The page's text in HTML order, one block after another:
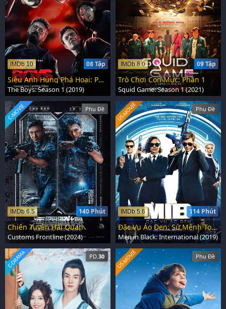
08 Tập
IMDb 10
Siêu Anh Hùng Phá Hoại: Phần 1
The Boys: Season 1 (2019)
09 Tập
IMDb 8.0
Trò Chơi Con Mực: Phần 1
Squid Game: Season 1 (2021)
Phụ Đề
140 Phút
IMDb 6.5
C-MOVIE
Chiến Tuyến Hải Quan
Customs Frontline (2024)
Phụ Đề
114 Phút
IMDb 5.6
US-MOVIE
Đặc Vụ Áo Đen: Sứ Mệnh Toàn Cầu
Men in Black: International (2019)
PD.30
C-DRAMA Phụ Đề
US-MOVIE